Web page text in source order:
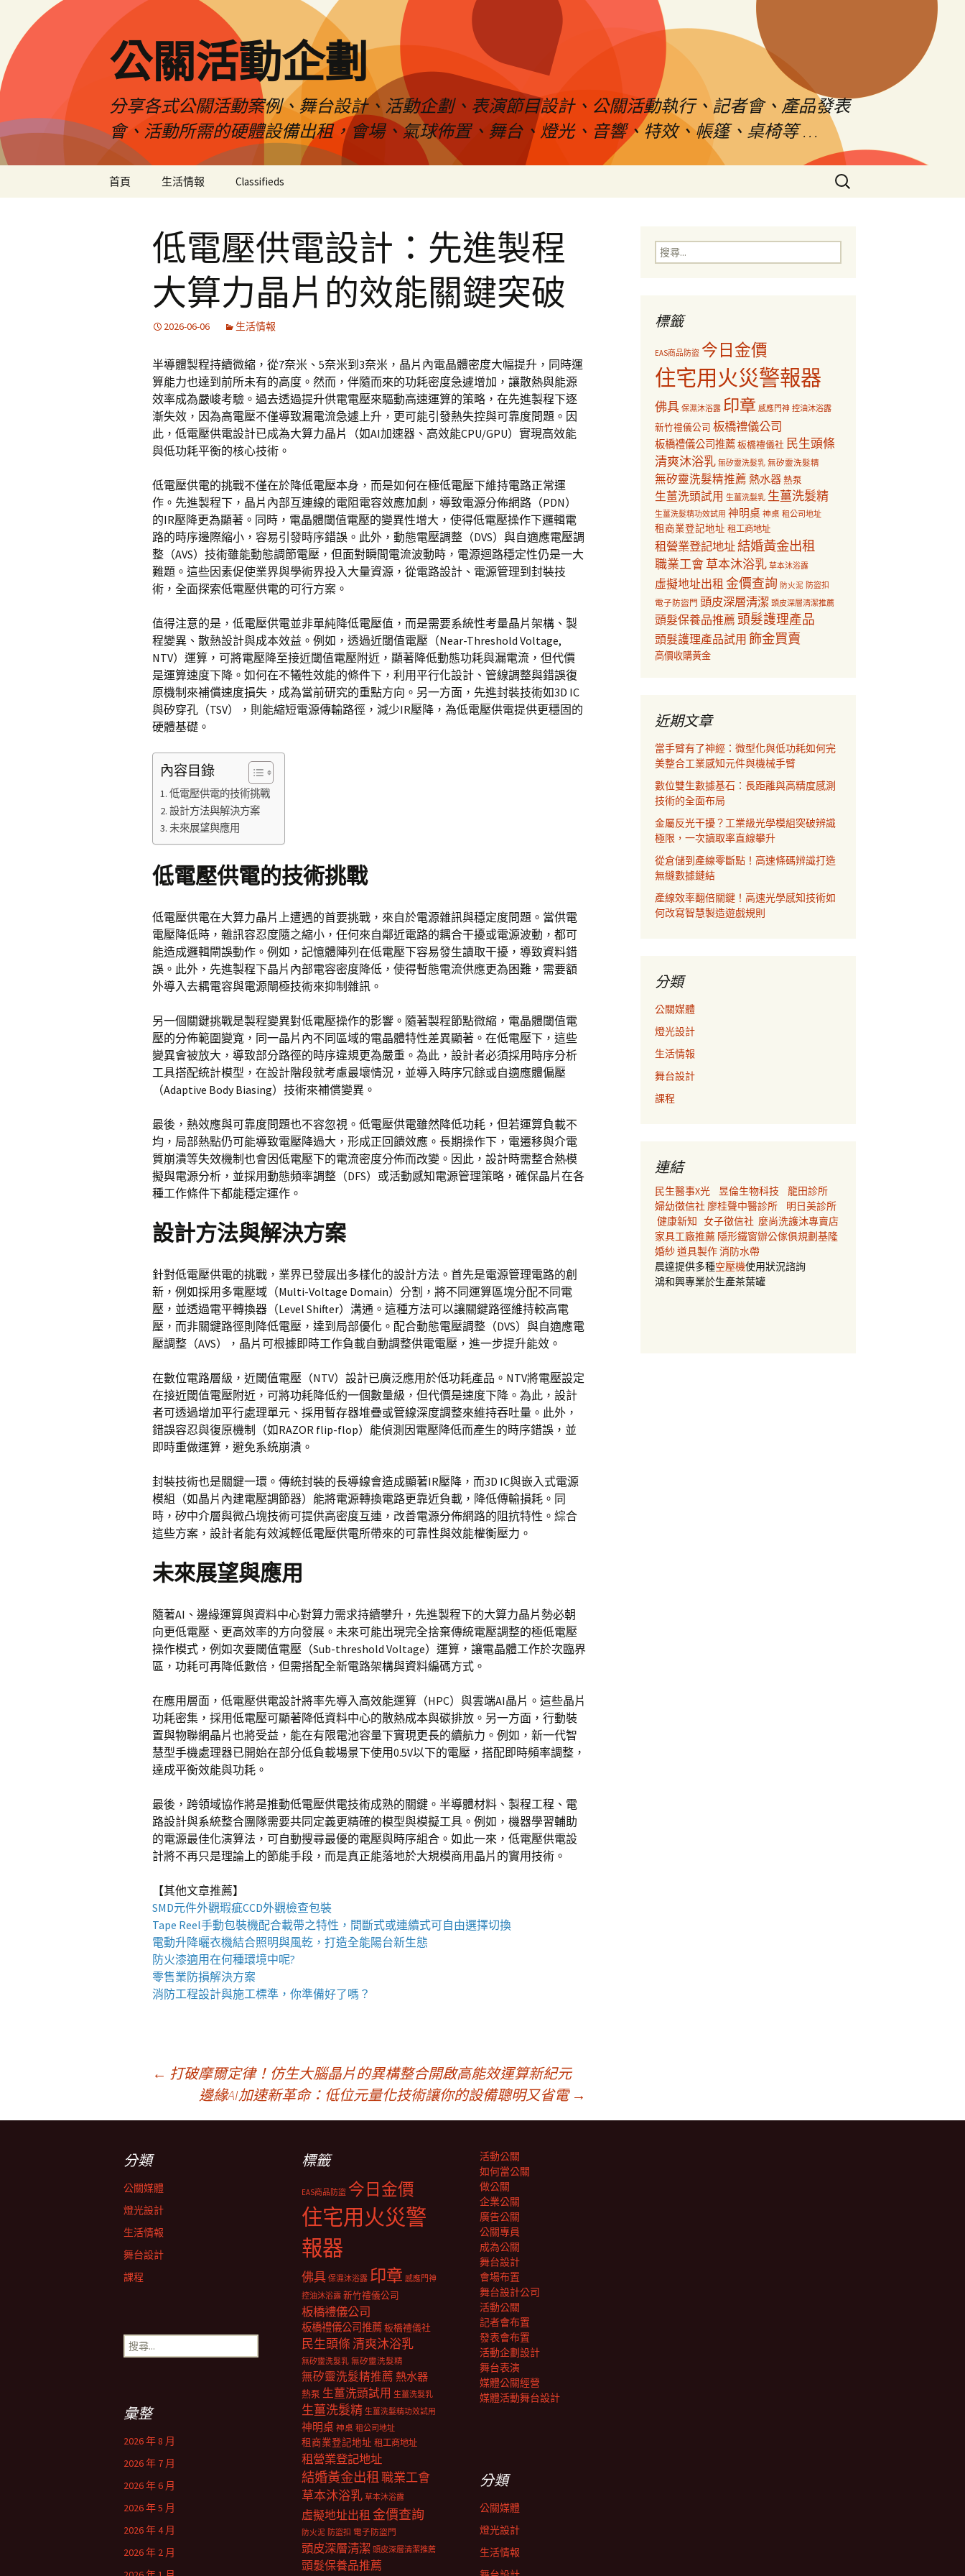
公關活動企劃
分享各式公關活動案例、舞台設計、活動企劃、表演節目設計、公關活動執行、記者會、產品發表
會、活動所需的硬體設備出租，會場、氣球佈置、舞台、燈光、音響、特效、帳篷、桌椅等 …
首頁 生活情報 Classifieds
搜
尋
字:
低電壓供電設計：先進製程
大算力晶片的效能關鍵突破
2026-06-06 生活情報
半導體製程持續微縮，從7奈米、5奈米到3奈米，晶片內電晶體密度大幅提升，同時運
算能力也達到前所未有的高度。然而，伴隨而來的功耗密度急遽增加，讓散熱與能源
效率成為嚴峻考驗。過去透過提升供電電壓來驅動高速運算的策略，在先進製程下逐
漸失效，因為高電壓不僅導致漏電流急遽上升，更可能引發熱失控與可靠度問題。因
此，低電壓供電設計已成為大算力晶片（如AI加速器、高效能CPU/GPU）實現高效能
與低功耗平衡的核心技術。
低電壓供電的挑戰不僅在於降低電壓本身，而是如何在極低電壓下維持電路正常運
作。先進製程下，晶片內部互連線的電阻電容效應加劇，導致電源分佈網路（PDN）
的IR壓降更為顯著。同時，電晶體閾值電壓的變異性增大，使得低電壓操作下邏輯電
路的時序邊際縮小，容易引發時序錯誤。此外，動態電壓調整（DVS）與自適應電壓調
整（AVS）技術雖能動態調節電壓，但面對瞬間電流波動時，電源迴路穩定性仍是一大
難題。這些因素促使業界與學術界投入大量資源，從電路設計、電源管理到封裝技
術，全面探索低電壓供電的可行方案。
值得注意的是，低電壓供電並非單純降低電壓值，而是需要系統性考量晶片架構、製
程變異、散熱設計與成本效益。例如，透過近閾值電壓（Near-Threshold Voltage,
NTV）運算，可將電壓降至接近閾值電壓附近，顯著降低動態功耗與漏電流，但代價
是運算速度下降。如何在不犧牲效能的條件下，利用平行化設計、管線調整與錯誤復
原機制來補償速度損失，成為當前研究的重點方向。另一方面，先進封裝技術如3D IC
與矽穿孔（TSV），則能縮短電源傳輸路徑，減少IR壓降，為低電壓供電提供更穩固的
硬體基礎。
內容目錄
低電壓供電的技術挑戰
設計方法與解決方案
未來展望與應用
低電壓供電的技術挑戰
低電壓供電在大算力晶片上遭遇的首要挑戰，來自於電源雜訊與穩定度問題。當供電
電壓降低時，雜訊容忍度隨之縮小，任何來自鄰近電路的耦合干擾或電源波動，都可
能造成邏輯閘誤動作。例如，記憶體陣列在低電壓下容易發生讀取干擾，導致資料錯
誤。此外，先進製程下晶片內部電容密度降低，使得暫態電流供應更為困難，需要額
外導入去耦電容與電源閘極技術來抑制雜訊。
另一個關鍵挑戰是製程變異對低電壓操作的影響。隨著製程節點微縮，電晶體閾值電
壓的分佈範圍變寬，同一晶片內不同區域的電晶體特性差異顯著。在低電壓下，這些
變異會被放大，導致部分路徑的時序違規更為嚴重。為此，設計者必須採用時序分析
工具搭配統計模型，在設計階段就考慮最壞情況，並導入時序冗餘或自適應體偏壓
（Adaptive Body Biasing）技術來補償變異。
最後，熱效應與可靠度問題也不容忽視。低電壓供電雖然降低功耗，但若運算負載不
均，局部熱點仍可能導致電壓降過大，形成正回饋效應。長期操作下，電遷移與介電
質崩潰等失效機制也會因低電壓下的電流密度分佈而改變。因此，設計時需整合熱模
擬與電源分析，並採用動態頻率調整（DFS）或活動感知電源管理策略，確保晶片在各
種工作條件下都能穩定運作。
設計方法與解決方案
針對低電壓供電的挑戰，業界已發展出多樣化的設計方法。首先是電源管理電路的創
新，例如採用多電壓域（Multi-Voltage Domain）分割，將不同運算區塊分配不同電
壓，並透過電平轉換器（Level Shifter）溝通。這種方法可以讓關鍵路徑維持較高電
壓，而非關鍵路徑則降低電壓，達到局部優化。配合動態電壓調整（DVS）與自適應電
壓調整（AVS），晶片可根據即時工作負載自動調整供電電壓，進一步提升能效。
在數位電路層級，近閾值電壓（NTV）設計已廣泛應用於低功耗產品。NTV將電壓設定
在接近閾值電壓附近，可將功耗降低約一個數量級，但代價是速度下降。為此，設計
者可透過增加平行處理單元、採用暫存器堆疊或管線深度調整來維持吞吐量。此外，
錯誤容忍與復原機制（如RAZOR flip-flop）能偵測因電壓降低而產生的時序錯誤，並
即時重做運算，避免系統崩潰。
封裝技術也是關鍵一環。傳統封裝的長導線會造成顯著IR壓降，而3D IC與嵌入式電源
模組（如晶片內建電壓調節器）能將電源轉換電路更靠近負載，降低傳輸損耗。同
時，矽中介層與微凸塊技術可提供高密度互連，改善電源分佈網路的阻抗特性。綜合
這些方案，設計者能有效減輕低電壓供電所帶來的可靠性與效能權衡壓力。
未來展望與應用
隨著AI、邊緣運算與資料中心對算力需求持續攀升，先進製程下的大算力晶片勢必朝
向更低電壓、更高效率的方向發展。未來可能出現完全捨棄傳統電壓調整的極低電壓
操作模式，例如次要閾值電壓（Sub-threshold Voltage）運算，讓電晶體工作於次臨界
區，功耗可再降低數倍，但需搭配全新電路架構與資料編碼方式。
在應用層面，低電壓供電設計將率先導入高效能運算（HPC）與雲端AI晶片。這些晶片
功耗密集，採用低電壓可顯著降低資料中心的散熱成本與碳排放。另一方面，行動裝
置與物聯網晶片也將受益，能在有限電池容量下實現更長的續航力。例如，新一代智
慧型手機處理器已開始在部分低負載場景下使用0.5V以下的電壓，搭配即時頻率調整，
達成平衡效能與功耗。
最後，跨領域協作將是推動低電壓供電技術成熟的關鍵。半導體材料、製程工程、電
路設計與系統整合團隊需要共同定義更精確的模型與模擬工具。例如，機器學習輔助
的電源最佳化演算法，可自動搜尋最優的電壓與時序組合。如此一來，低電壓供電設
計將不再只是理論上的節能手段，而是真正能落地於大規模商用晶片的實用技術。
【其他文章推薦】
SMD元件外觀瑕疵CCD外觀檢查包裝
Tape Reel手動包裝機配合載帶之特性，間斷式或連續式可自由選擇切換
電動升降曬衣機結合照明與風乾，打造全能陽台新生態
防火漆適用在何種環境中呢?
零售業防損解決方案
消防工程設計與施工標準，你準備好了嗎？
章
← 打破摩爾定律！仿生大腦晶片的異構整合開啟高能效運算新紀元
邊緣AI加速新革命：低位元量化技術讓你的設備聰明又省電 →
搜
尋
標籤
EAS商品防盜 今日金價
住宅用火災警報器
佛具 保濕沐浴露 印章 感應門神 控油沐浴露
新竹禮儀公司 板橋禮儀公司
板橋禮儀公司推薦板橋禮儀社 民生頭條
清爽沐浴乳 無矽靈洗髮乳 無矽靈洗髮精
無矽靈洗髮精推薦 熱水器 熱泵
生薑洗頭試用 生薑洗髮乳 生薑洗髮精
生薑洗髮精功效試用 神明桌 神桌 租公司地址
租商業登記地址 租工商地址
租營業登記地址結婚黃金出租
職業工會草本沐浴乳 草本沐浴露
虛擬地址出租 金價查詢 防火泥 防盜扣
電子防盜門 頭皮深層清潔 頭皮深層清潔推薦
頭髮保養品推薦 頭髮護理產品
頭髮護理產品試用 飾金買賣
高價收購黃金
近期文章
當手臂有了神經：微型化與低功耗如何完
美整合工業感知元件與機械手臂
數位雙生數據基石：長距離與高精度感測
技術的全面布局
金屬反光干擾？工業級光學模組突破辨識
極限，一次讀取率直線攀升
從倉儲到產線零斷點！高速條碼辨識打造
無縫數據鏈結
產線效率翻倍關鍵！高速光學感知技術如
何改寫智慧製造遊戲規則
分類
公關媒體
燈光設計
生活情報
舞台設計
課程
連結
民生醫事X光 昱倫生物科技
龍田診所
婦幼徵信社 廖桂聲中醫診所
明日美診所
健康新知 女子徵信社 麼尚洗護沐專賣店
家具工廠推薦 隱形鐵窗辦公傢俱規劃基隆
婚紗道具製作消防水帶
晨達提供多種空壓機使用狀況諮詢
鴻和興專業於生產茶葉罐
分類
公關媒體
燈光設計
生活情報
舞台設計
課程
標籤
EAS商品防盜 今日金價
住宅用火災警
報器
佛具 保濕沐浴露 印章 感應門神
控油沐浴露 新竹禮儀公司
板橋禮儀公司
板橋禮儀公司推薦板橋禮儀社
民生頭條清爽沐浴乳
無矽靈洗髮乳 無矽靈洗髮精
無矽靈洗髮精推薦 熱水器
熱泵 生薑洗頭試用 生薑洗髮乳
生薑洗髮精 生薑洗髮精功效試用
神明桌 神桌 租公司地址
租商業登記地址 租工商地址
租營業登記地址
結婚黃金出租職業工會
草本沐浴乳 草本沐浴露
虛擬地址出租 金價查詢
防火泥 防盜扣 電子防盜門
頭皮深層清潔 頭皮深層清潔推薦
頭髮保養品推薦
活動公關
如何當公關
做公關
企業公關
廣告公關
公關專員
成為公關
舞台設計
會場布置
舞台設計公司
活動公關
記者會布置
發表會布置
活動企劃設計
舞台表演
媒體公關經營
媒體活動舞台設計
搜
尋
彙整
2026 年 8 月
2026 年 7 月
2026 年 6 月
2026 年 5 月
2026 年 4 月
2026 年 2 月
分類
公關媒體
燈光設計
生活情報